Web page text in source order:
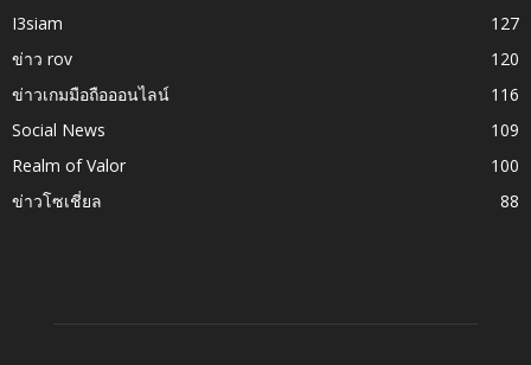
I3siam
127
ข่าว rov
120
ข่าวเกมมือถือออนไลน์
116
Social News
109
Realm of Valor
100
ข่าวโซเชี่ยล
88